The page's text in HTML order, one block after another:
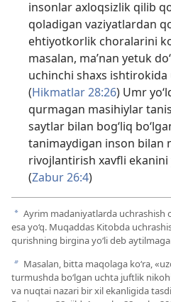
insonlar axloqsizlik qilib
qoladigan vaziyatlardan
ehtiyotkorlik choralarini
masalan, ma’nan yetuk
uchinchi shaxs
(Hikmatlar 28:26) Umr
qurmagan masihiylar
saytlar bilan bog‘liq
tanimaydigan inson bilan
rivojlantirish xavfli
(Zabur 26:4)
a Ayrim madaniyatlarda uchrashish
esa yo‘q. Muqaddas Kitobda
qurishning birgina yo‘li deb
b Masalan, bitta maqolaga ko‘ra,
turmushda bo‘lgan uchta juftlik
va nuqtai nazari bir xil ekanligida